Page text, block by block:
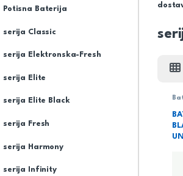
Potisna Baterija
serija Classic
serija Elektronska-Fresh
serija Elite
serija Elite Black
serija Fresh
serija Harmony
serija Infinity